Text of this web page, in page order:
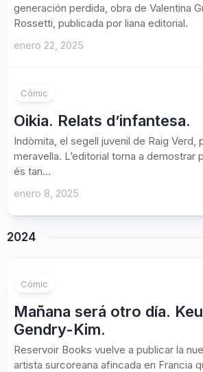
generación perdida, obra de Valentina
Rossetti, publicada por liana editorial.
enero 22, 2025
Cómic
Oikia. Relats d’infantesa.
Indòmita, el segell juvenil de Raig Verd,
meravella. L’editorial torna a demostrar
és tan...
enero 8, 2025
2024
Cómic
Mañana será otro día.
Gendry-Kim.
Reservoir Books vuelve a publicar la
artista surcoreana afincada en Francia